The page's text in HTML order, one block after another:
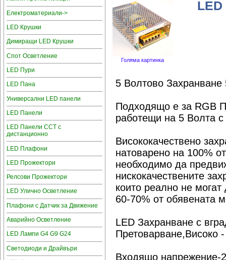
Електроматериали->
LED Крушки
Димиращи LED Крушки
Спот Осветление
LED Пури
LED Пана
Универсални LED панели
LED Панели
LED Панели CCT с
дистанционно
LED Плафони
LED Прожектори
Релсови Прожектори
LED Улично Осветление
Плафони с Датчик за Движение
Аварийно Осветление
LED Лампи G4 G9 G24
Светодиоди и Драйвъри
Голяма картинка
5 Волтово Захранване
Подходящо е за RGB
работещи на 5 Волта
Висококачествено
натоварено на 100%
необходимо да
нискокачествените
които реално не
60-70% от обявената
LED Захранване с
Претоварване,Високо
Входящо напрежение-